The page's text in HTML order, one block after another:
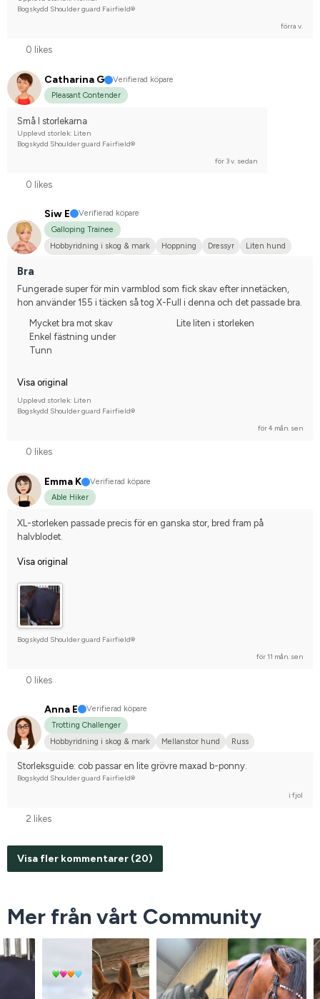
Bogskydd Shoulder guard Fairfield®
förra v.
0 likes
Catharina G
Verifierad köpare
Pleasant Contender
Små I storlekarna
Upplevd storlek: Liten
Bogskydd Shoulder guard Fairfield®
för 3 v. sedan
0 likes
Siw E
Verifierad köpare
Galloping Trainee
Hobbyridning i skog & mark
Hoppning Dressyr
Liten hund
Bra
Fungerade super för min varmblod som fick skav efter innetäcken,
hon använder 155 i täcken så tog X-Full i denna och det passade bra.
Mycket bra mot skav
Enkel fästning under
Tunn
Lite liten i storleken
Visa original
Upplevd storlek: Liten
Bogskydd Shoulder guard Fairfield®
för 4 mån. sen
0 likes
Emma K
Verifierad köpare
Able Hiker
XL-storleken passade precis för en ganska stor, bred fram på
halvblodet.
Visa original
Bogskydd Shoulder guard Fairfield®
för 11 mån. sen
0 likes
Anna E
Verifierad köpare
Trotting Challenger
Hobbyridning i skog & mark
Mellanstor hund
Russ
Storleksguide: cob passar en lite grövre maxad b-ponny.
Bogskydd Shoulder guard Fairfield®
i fjol
2 likes
Visa fler kommentarer (20)
Mer från vårt Community